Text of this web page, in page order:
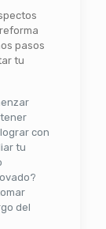
pasos
tu
con
tu
del